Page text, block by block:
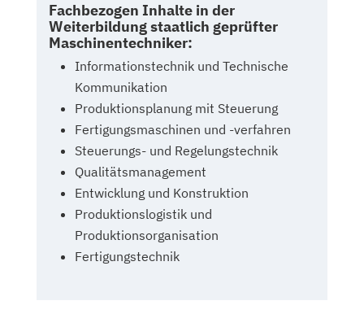
Fachbezogen Inhalte in der
Weiterbildung staatlich geprüfter
Maschinentechniker:
Informationstechnik und Technische
Kommunikation
Produktionsplanung mit Steuerung
Fertigungsmaschinen und -verfahren
Steuerungs- und Regelungstechnik
Qualitätsmanagement
Entwicklung und Konstruktion
Produktionslogistik und
Produktionsorganisation
Fertigungstechnik